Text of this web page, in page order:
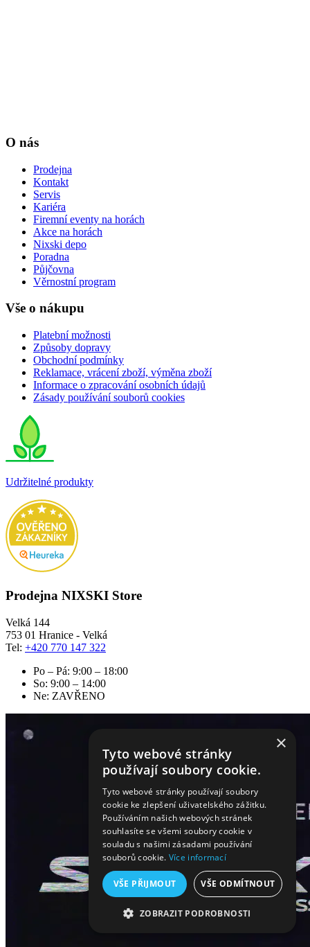
O nás
Prodejna
Kontakt
Servis
Kariéra
Firemní eventy na horách
Akce na horách
Nixski depo
Poradna
Půjčovna
Věrnostní program
Vše o nákupu
Platební možnosti
Způsoby dopravy
Obchodní podmínky
Reklamace, vrácení zboží, výměna zboží
Informace o zpracování osobních údajů
Zásady používání souborů cookies
Udržitelné produkty
Prodejna NIXSKI Store
Velká 144
753 01 Hranice - Velká
Tel: +420 770 147 322
Po – Pá: 9:00 – 18:00
So: 9:00 – 14:00
Ne: ZAVŘENO
×
Tyto webové stránky
používají soubory cookie.
Tyto webové stránky používají soubory
cookie ke zlepšení uživatelského zážitku.
Používáním našich webových stránek
souhlasíte se všemi soubory cookie v
souladu s našimi zásadami používání
souborů cookie. Více informací
VŠE PŘIJMOUT VŠE ODMÍTNOUT
ZOBRAZIT PODROBNOSTI